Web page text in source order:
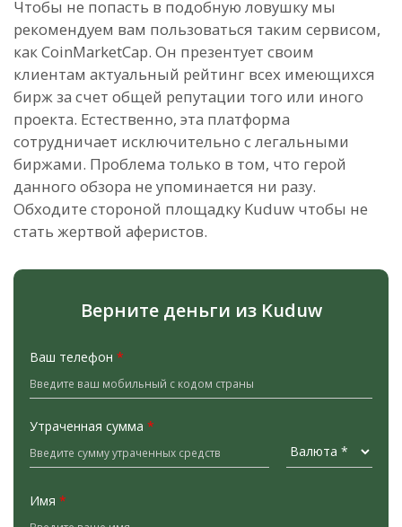
Чтобы не попасть в подобную ловушку мы
рекомендуем вам пользоваться таким сервисом,
как CoinMarketCap. Он презентует своим
клиентам актуальный рейтинг всех имеющихся
бирж за счет общей репутации того или иного
проекта. Естественно, эта платформа
сотрудничает исключительно с легальными
биржами. Проблема только в том, что герой
данного обзора не упоминается ни разу.
Обходите стороной площадку Kuduw чтобы не
стать жертвой аферистов.
Верните деньги из Kuduw
Ваш телефон *
Утраченная сумма *
Имя *